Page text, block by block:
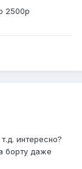
2500р
интересно?
борту даже